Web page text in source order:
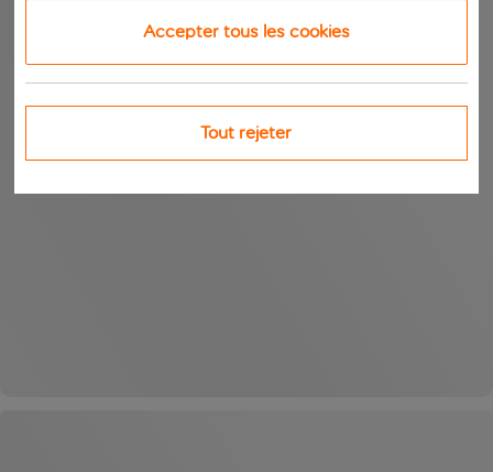
Accepter tous les cookies
Tout rejeter